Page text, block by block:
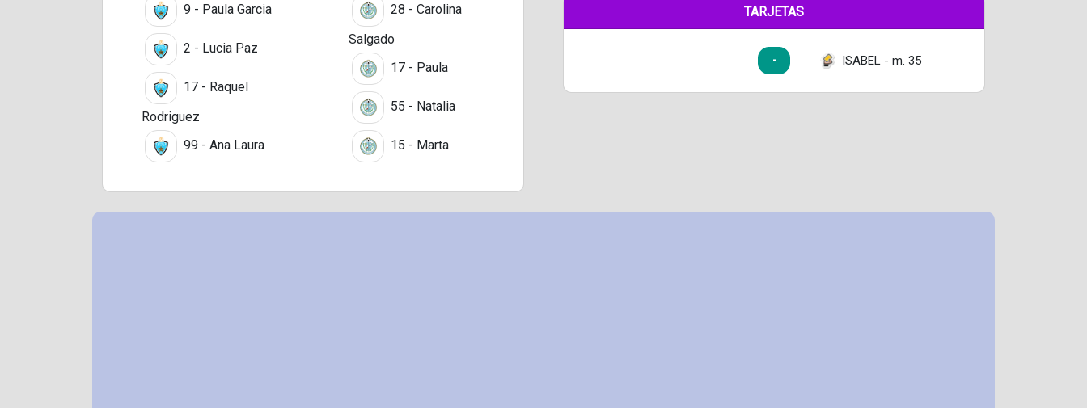
9 - Paula Garcia
2 - Lucia Paz
17 - Raquel
Rodriguez
99 - Ana Laura
28 - Carolina
Salgado
17 - Paula
55 - Natalia
15 - Marta
TARJETAS
- ISABEL - m. 35